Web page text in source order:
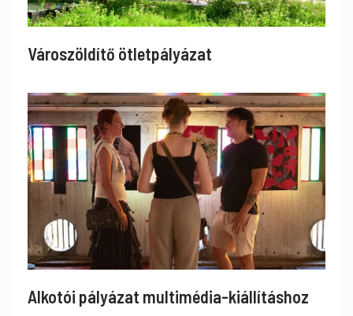
Városzöldítő ötletpályázat
Alkotói pályázat multimédia-kiállításhoz